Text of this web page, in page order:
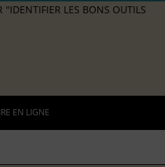
"IDENTIFIER LES BONS OUTILS
EN LIGNE